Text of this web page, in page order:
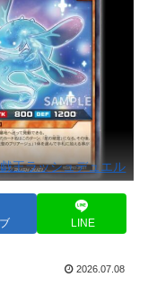
王ラッシュデュエル
LINE
2026.07.08